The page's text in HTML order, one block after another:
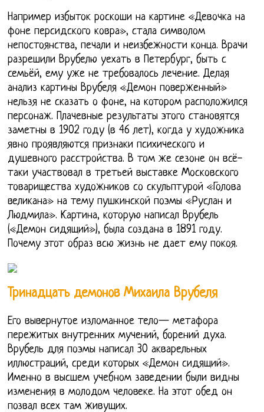
Например избыток роскоши на картине «Девочка на
фоне персидского ковра», стала символом
непостоянства, печали и неизбежности конца. Врачи
разрешили Врубелю уехать в Петербург, быть с
семьёй, ему уже не требовалось лечение. Делая
анализ картины Врубеля «Демон поверженный»
нельзя не сказать о фоне, на котором расположился
персонаж. Плачевные результаты этого становятся
заметны в 1902 году (в 46 лет), когда у художника
явно проявляются признаки психического и
душевного расстройства. В том же сезоне он всё-
таки участвовал в третьей выставке Московского
товарищества художников со скульптурой «Голова
великана» на тему пушкинской поэмы «Руслан и
Людмила». Картина, которую написал Врубель
(«Демон сидящий»), была создана в 1891 году.
Почему этот образ всю жизнь не дает ему покоя.
Тринадцать демонов Михаила Врубеля
Его вывернутое изломанное тело— метафора
пережитых внутренних мучений, борений духа.
Врубель для поэмы написал 30 акварельных
иллюстраций, среди которых «Демон сидящий».
Именно в высшем учебном заведении были видны
изменения в молодом человеке. На этот обед он
позвал всех там живущих.